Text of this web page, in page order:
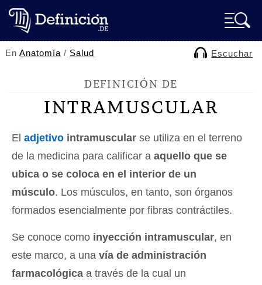
EnAnatomía / Salud Escuchar
DEFINICIÓN DE
INTRAMUSCULAR
El adjetivo intramuscular se utiliza en el terreno
de la medicina para calificar a aquello que se
ubica o se coloca en el interior de un
músculo. Los músculos, en tanto, son órganos
formados esencialmente por fibras contráctiles.
Se conoce como inyección intramuscular, en
este marco, a una vía de administración
farmacológica a través de la cual un